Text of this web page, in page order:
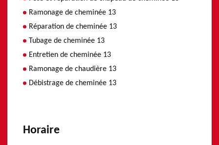
Ramonage de cheminée 13
Réparation de cheminée 13
Tubage de cheminée 13
Entretien de cheminée 13
Ramonage de chaudière 13
Débistrage de cheminée 13
Horaire